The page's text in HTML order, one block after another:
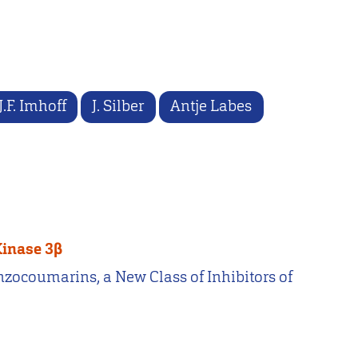
Imhoff J. Silber Antje Labes
3β
a New Class of Inhibitors of